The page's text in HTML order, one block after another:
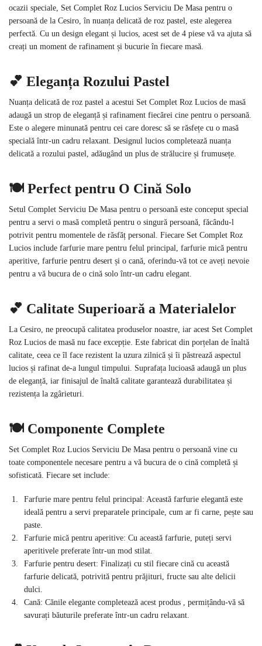
ocazii speciale, Set Complet Roz Lucios Serviciu De Masa pentru o
persoană de la Cesiro, în nuanța delicată de roz pastel, este alegerea
perfectă. Cu un design elegant și lucios, acest set de 4 piese vă va ajuta să
creați un moment de rafinament și bucurie în fiecare masă.
💕 Eleganța Rozului Pastel
Nuanța delicată de roz pastel a acestui Set Complet Roz Lucios de masă
adaugă un strop de eleganță și rafinament fiecărei cine pentru o persoană.
Este o alegere minunată pentru cei care doresc să se răsfețe cu o masă
specială într-un cadru relaxant. Designul lucios completează nuanța
delicată a rozului pastel, adăugând un plus de strălucire și frumusețe.
🍽️ Perfect pentru O Cină Solo
Setul Complet Serviciu De Masa pentru o persoană este conceput special
pentru a servi o masă completă pentru o singură persoană, făcându-l
potrivit pentru momentele de răsfăț personal. Fiecare Set Complet Roz
Lucios include farfurie mare pentru felul principal, farfurie mică pentru
aperitive, farfurie pentru desert și o cană, oferindu-vă tot ce aveți nevoie
pentru a vă bucura de o cină solo într-un cadru elegant.
💕 Calitate Superioară a Materialelor
La Cesiro, ne preocupă calitatea produselor noastre, iar acest Set Complet
Roz Lucios de masă nu face excepție. Este fabricat din porțelan de înaltă
calitate, ceea ce îl face rezistent la uzura zilnică și îi păstrează aspectul
lucios și rafinat de-a lungul timpului. Suprafața lucioasă adaugă un plus
de eleganță, iar finisajul de înaltă calitate garantează durabilitatea și
rezistența la zgârieturi.
🍽️ Componente Complete
Set Complet Roz Lucios Serviciu De Masa pentru o persoană vine cu
toate componentele necesare pentru a vă bucura de o cină completă și
sofisticată. Fiecare set include:
Farfurie mare pentru felul principal: Această farfurie elegantă este
ideală pentru a servi preparatele principale, cum ar fi carne, pește sau
paste.
Farfurie mică pentru aperitive: Cu această farfurie, puteți servi
aperitivele preferate într-un mod stilat.
Farfurie pentru desert: Finalizați cu stil fiecare cină cu această
farfurie delicată, potrivită pentru prăjituri, fructe sau alte delicii
dulci.
Cană: Cănile elegante completează acest produs , permițându-vă să
savurați băuturile preferate într-un cadru relaxant.